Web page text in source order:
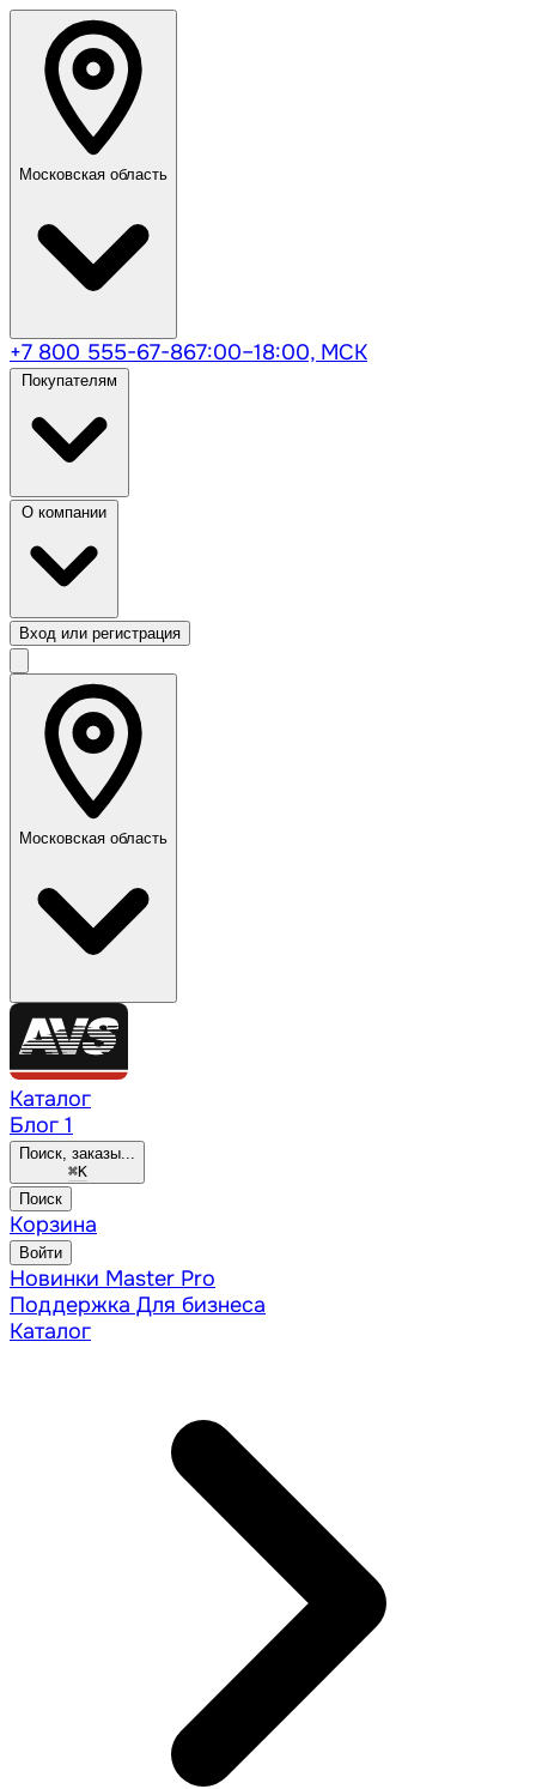
Московская область
+7 800 555-67-867:00–18:00, МСК
Вход или регистрация
Московская область
Каталог
Блог 1
Поиск, заказы...
⌘K
Поиск
Корзина
Войти
Новинки Master Pro
Поддержка Для бизнеса
Каталог